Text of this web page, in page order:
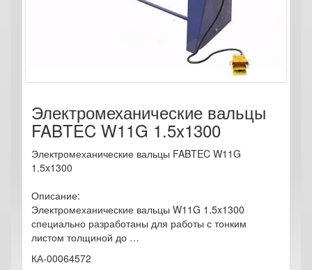
Электромеханические вальцы
FABTEC W11G 1.5x1300
Электромеханические вальцы FABTEC W11G
1.5x1300
Описание:
Электромеханические вальцы W11G 1.5x1300
специально разработаны для работы с тонким
листом толщиной до …
КА-00064572